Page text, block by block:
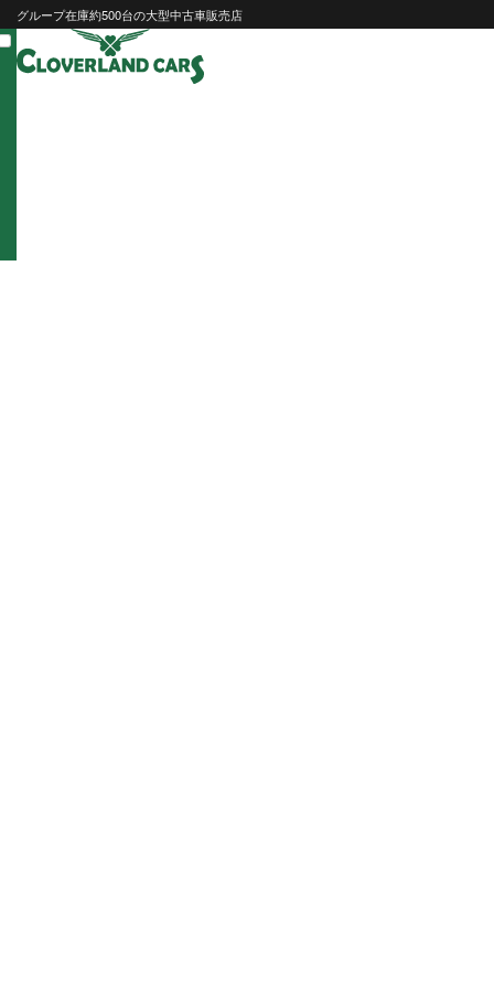
Skip
to
content
グループ在庫約500台の大型中古車販売店